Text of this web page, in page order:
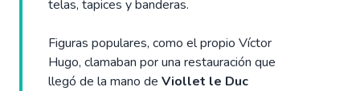
telas, tapices y banderas.
Figuras populares, como el propio Víctor
Hugo, clamaban por una restauración que
llegó de la mano de Viollet le Duc